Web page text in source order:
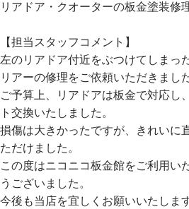
リアドア・クオーターの板金塗装修
【担当スタッフコメント】
左のリアドア付近をぶつけてしまっ
リアーの修理をご依頼いただきました
ご予算上、リアドアは板金で対応し
ト交換いたしました。
損傷は大きかったですが、きれいに
ただけました。
この度はニコニコ板金館をご利用い
うございました。
今後も当店を宜しくお願いいたします